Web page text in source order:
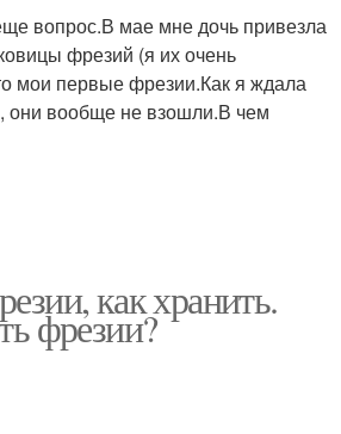
вопрос.В мае мне дочь привезла
фрезий (я их очень
мои первые фрезии.Как я ждала
вообще не взошли.В чем
как хранить.
фрезии?